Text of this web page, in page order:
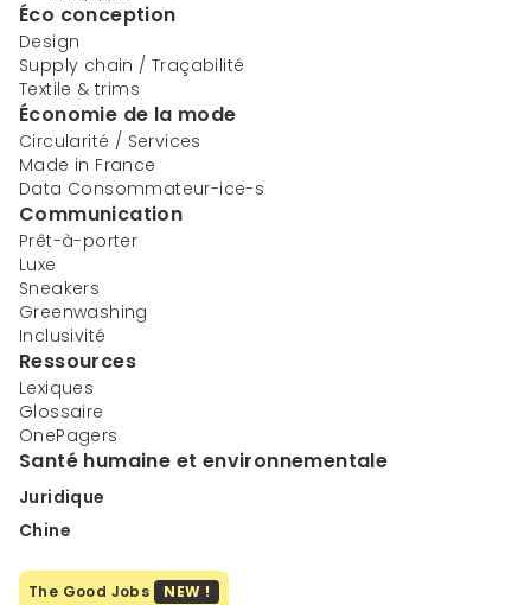
Éco conception
Design
Supply chain / Traçabilité
Textile & trims
Économie de la mode
Circularité / Services
Made in France
Data Consommateur-ice-s
Communication
Prêt-à-porter
Luxe
Sneakers
Greenwashing
Inclusivité
Ressources
Lexiques
Glossaire
OnePagers
Santé humaine et environnementale
Juridique
Chine
The Good Jobs NEW !